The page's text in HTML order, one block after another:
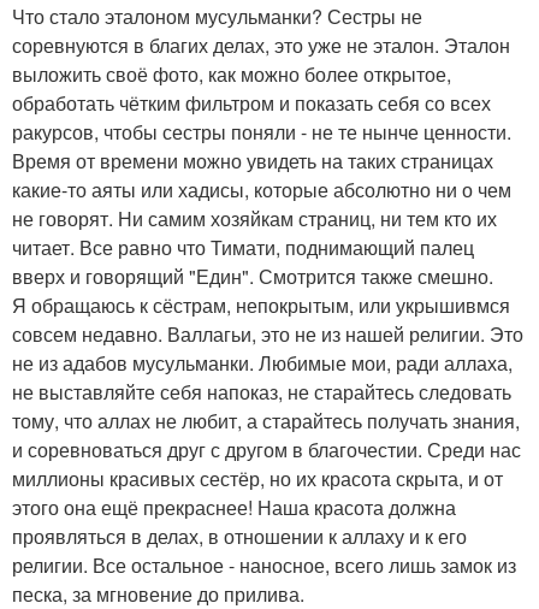
Что стало эталоном мусульманки? Сестры не
соревнуются в благих делах, это уже не эталон. Эталон
выложить своё фото, как можно более открытое,
обработать чётким фильтром и показать себя со всех
ракурсов, чтобы сестры поняли - не те нынче ценности.
Время от времени можно увидеть на таких страницах
какие-то аяты или хадисы, которые абсолютно ни о чем
не говорят. Ни самим хозяйкам страниц, ни тем кто их
читает. Все равно что Тимати, поднимающий палец
вверх и говорящий "Един". Смотрится также смешно.
Я обращаюсь к сёстрам, непокрытым, или укрышивмся
совсем недавно. Валлагьи, это не из нашей религии. Это
не из адабов мусульманки. Любимые мои, ради аллаха,
не выставляйте себя напоказ, не старайтесь следовать
тому, что аллах не любит, а старайтесь получать знания,
и соревноваться друг с другом в благочестии. Среди нас
миллионы красивых сестёр, но их красота скрыта, и от
этого она ещё прекраснее! Наша красота должна
проявляться в делах, в отношении к аллаху и к его
религии. Все остальное - наносное, всего лишь замок из
песка, за мгновение до прилива.